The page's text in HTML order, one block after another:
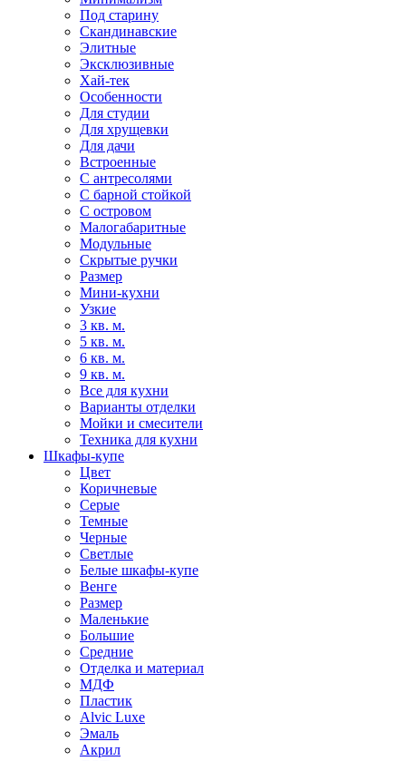
Под старину
Скандинавские
Элитные
Эксклюзивные
Хай-тек
Особенности
Для студии
Для хрущевки
Для дачи
Встроенные
С антресолями
С барной стойкой
С островом
Малогабаритные
Модульные
Скрытые ручки
Размер
Мини-кухни
Узкие
3 кв. м.
5 кв. м.
6 кв. м.
9 кв. м.
Все для кухни
Варианты отделки
Мойки и смесители
Техника для кухни
Шкафы-купе
Цвет
Коричневые
Серые
Темные
Черные
Светлые
Белые шкафы-купе
Венге
Размер
Маленькие
Большие
Средние
Отделка и материал
МДФ
Пластик
Alvic Luxe
Эмаль
Акрил